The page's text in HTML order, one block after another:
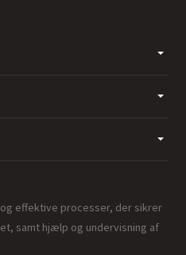
effektive processer, der sikrer
samt hjælp og undervisning af